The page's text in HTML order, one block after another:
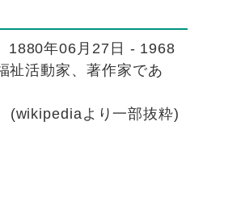
1880年06月27日 - 1968
祉活動家、著作家であ
(wikipediaより一部抜粋)